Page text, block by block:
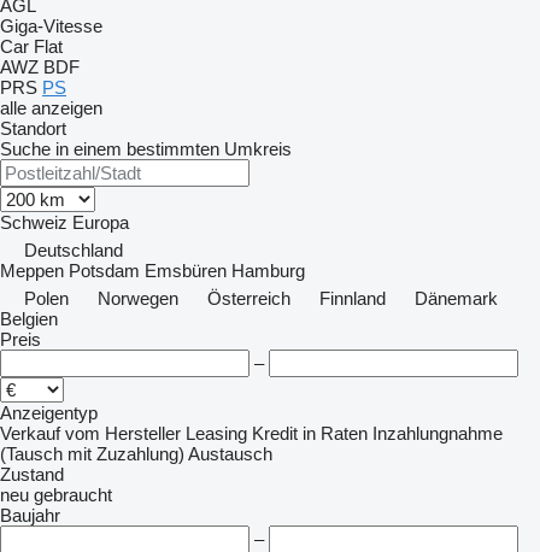
AGL
Giga-Vitesse
Car Flat
AWZ BDF
PRS PS
alle anzeigen
Standort
Suche in einem bestimmten Umkreis
Schweiz Europa
Deutschland
Meppen Potsdam Emsbüren Hamburg
Polen
Norwegen Österreich Finnland
Dänemark
Belgien
Preis
–
Anzeigentyp
Verkauf vom Hersteller Leasing Kredit in Raten Inzahlungnahme
(Tausch mit Zuzahlung) Austausch
Zustand
neu gebraucht
Baujahr
–